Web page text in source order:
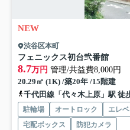
NEW
渋谷区本町
フェニックス初台弐番館
8.7万円 管理/共益費8,000円
20.29㎡ (1K) /築20年 /15階建
千代田線「代々木上原」駅 徒
駐輪場 オートロック エレ
宅配ボックス
防犯カメラ